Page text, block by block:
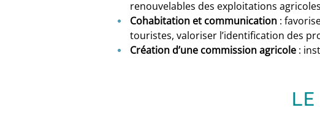
renouvelables des exploitations agricoles
Cohabitation et communication :
touristes, valoriser l’identification des
Création d’une commission agricole :
LE